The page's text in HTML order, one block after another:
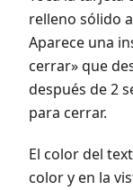
relleno sólido
Aparece una
cerrar» que
después de 2
para cerrar.
El color del
color y en la